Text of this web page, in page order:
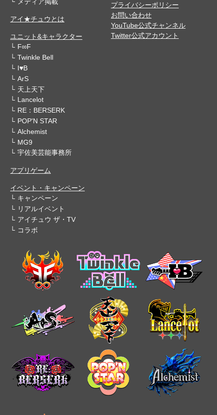
アイ★チュウとは
ユニット&キャラクター
F∞F
Twinkle Bell
I♥B
ArS
天上天下
Lancelot
RE：BERSERK
POP'N STAR
Alchemist
MG9
宇佐美芸能事務所
アプリゲーム
イベント・キャンペーン
キャンペーン
リアルイベント
アイチュウ ザ・TV
コラボ
プライバシーポリシー
お問い合わせ
YouTube公式チャンネル
Twitter公式アカウント